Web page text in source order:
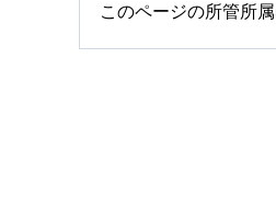
このページの所管所